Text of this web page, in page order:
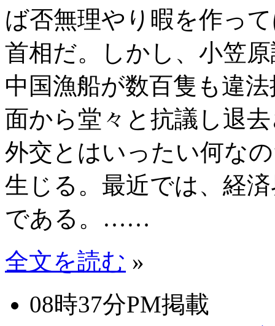
ば否無理やり暇を作っ
首相だ。しかし、小笠
中国漁船が数百隻も違
面から堂々と抗議し退
外交とはいったい何な
生じる。最近では、経
である。……
全文を読む »
08時37分PM掲載